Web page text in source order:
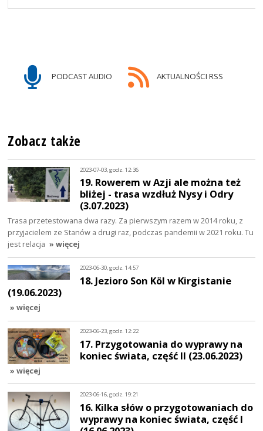
PODCAST AUDIO AKTUALNOŚCI RSS
Zobacz także
2023-07-03, godz. 12:36
19. Rowerem w Azji ale można też
bliżej - trasa wzdłuż Nysy i Odry
(3.07.2023)
Trasa przetestowana dwa razy. Za pierwszym razem w 2014 roku, z
przyjacielem ze Stanów a drugi raz, podczas pandemii w 2021 roku. Tu
jest relacja » więcej
2023-06-30, godz. 14:57
18. Jezioro Son Köl w Kirgistanie
(19.06.2023)
» więcej
2023-06-23, godz. 12:22
17. Przygotowania do wyprawy na
koniec świata, część II (23.06.2023)
» więcej
2023-06-16, godz. 19:21
16. Kilka słów o przygotowaniach do
wyprawy na koniec świata, część I